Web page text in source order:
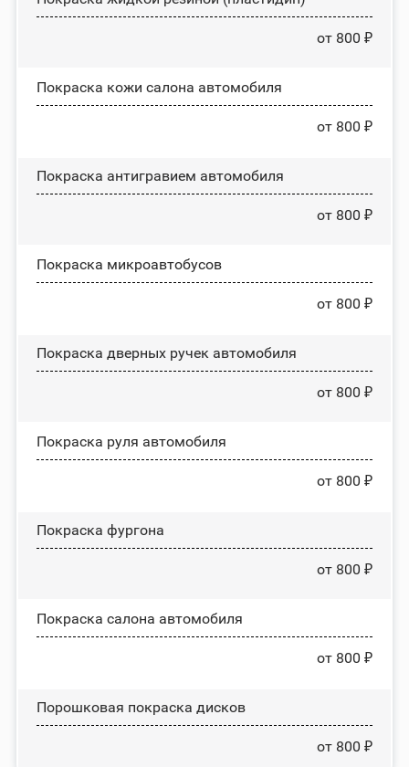
от 800 ₽
Покраска кожи салона автомобиля
от 800 ₽
Покраска антигравием автомобиля
от 800 ₽
Покраска микроавтобусов
от 800 ₽
Покраска дверных ручек автомобиля
от 800 ₽
Покраска руля автомобиля
от 800 ₽
Покраска фургона
от 800 ₽
Покраска салона автомобиля
от 800 ₽
Порошковая покраска дисков
от 800 ₽